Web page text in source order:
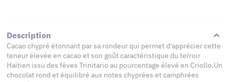
Description
Cacao chypré étonnant par sa rondeur qui permet d'apprécier cette
teneur élevée en cacao et son goût caractéristique du terroir
Haïtien issu des fèves Trinitario au pourcentage élevé en Criollo.Un
chocolat rond et équilibré aux notes chyprées et camphrées